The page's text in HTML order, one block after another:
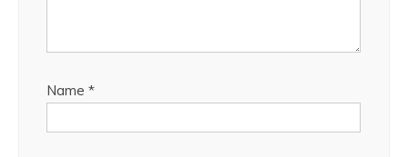
Name *